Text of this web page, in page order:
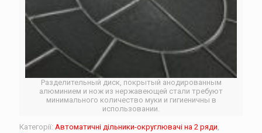
Разделительный диск, покрытый анодированным
алюминием и нож из нержавеющей стали требуют
минимального количество муки и гигиеничны в
использовании.
Категорії: Автоматичні дільники-округлювачі на 2 ряди,